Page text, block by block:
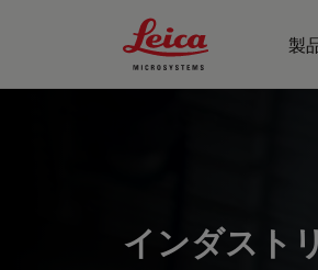
Leica Microsystems
製
インダスト